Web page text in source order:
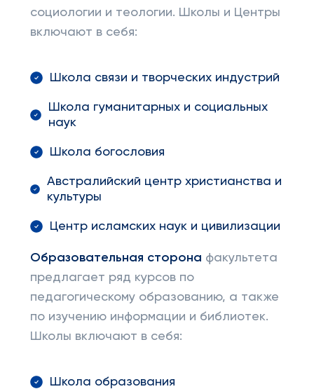
социологии и теологии. Школы и Центры
включают в себя:
Школа связи и творческих индустрий
Школа гуманитарных и социальных
наук
Школа богословия
Австралийский центр христианства и
культуры
Центр исламских наук и цивилизации
Образовательная сторона факультета
предлагает ряд курсов по
педагогическому образованию, а также
по изучению информации и библиотек.
Школы включают в себя:
Школа образования